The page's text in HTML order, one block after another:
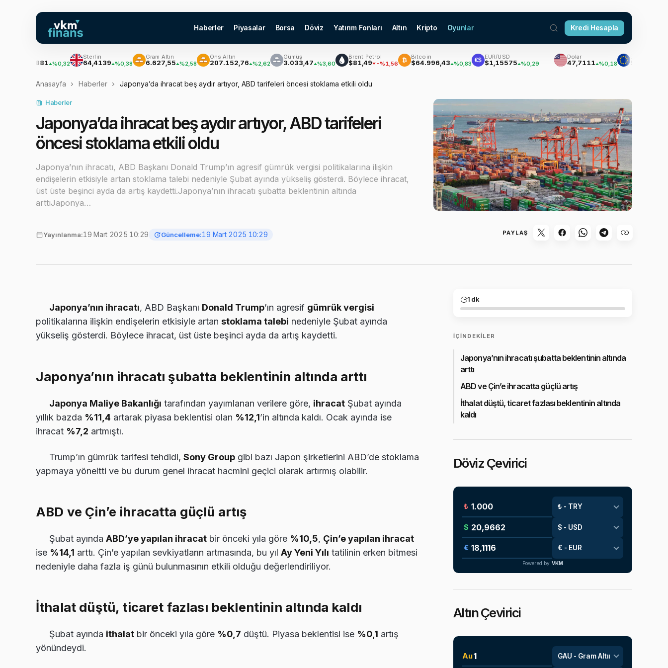
Haberler Piyasalar Borsa Döviz Yatırım Fonları Altın Kripto Oyunlar Kredi Hesapla
%0,32
Sterlin
64,4139 %0,38
Gram Altın
6.627,55 %2,58
Ons Altın
207.152,76 %2,62
Gümüş
3.033,47 %3,60
Brent Petrol
$81,49 -%1,56 ₿
Bitcoin
$64.996,43 %0,83 €$
EUR/USD
$1,15575 %0,29
Dolar
47,7111 %0,18
Euro
55,1881
Anasayfa Haberler Japonya’da ihracat beş aydır artıyor, ABD tarifeleri öncesi stoklama etkili oldu
Haberler
Japonya’da ihracat beş aydır artıyor, ABD tarifeleri
öncesi stoklama etkili oldu
Japonya’nın ihracatı, ABD Başkanı Donald Trump’ın agresif gümrük vergisi politikalarına ilişkin
endişelerin etkisiyle artan stoklama talebi nedeniyle Şubat ayında yükseliş gösterdi. Böylece ihracat,
üst üste beşinci ayda da artış kaydetti.Japonya’nın ihracatı şubatta beklentinin altında
arttıJaponya…
Yayınlanma:19 Mart 2025 10:29 Güncelleme:19 Mart 2025 10:29 PAYLAŞ
Japonya’nın ihracatı, ABD Başkanı Donald Trump’ın agresif gümrük vergisi
politikalarına ilişkin endişelerin etkisiyle artan stoklama talebi nedeniyle Şubat ayında
yükseliş gösterdi. Böylece ihracat, üst üste beşinci ayda da artış kaydetti.
Japonya’nın ihracatı şubatta beklentinin altında arttı
Japonya Maliye Bakanlığı tarafından yayımlanan verilere göre, ihracat Şubat ayında
yıllık bazda %11,4 artarak piyasa beklentisi olan %12,1’in altında kaldı. Ocak ayında ise
ihracat %7,2 artmıştı.
Trump’ın gümrük tarifesi tehdidi, Sony Group gibi bazı Japon şirketlerini ABD’de stoklama
yapmaya yöneltti ve bu durum genel ihracat hacmini geçici olarak artırmış olabilir.
ABD ve Çin’e ihracatta güçlü artış
Şubat ayında ABD’ye yapılan ihracat bir önceki yıla göre %10,5, Çin’e yapılan ihracat
ise %14,1 arttı. Çin’e yapılan sevkiyatların artmasında, bu yıl Ay Yeni Yılı tatilinin erken bitmesi
nedeniyle daha fazla iş günü bulunmasının etkili olduğu değerlendiriliyor.
İthalat düştü, ticaret fazlası beklentinin altında kaldı
Şubat ayında ithalat bir önceki yıla göre %0,7 düştü. Piyasa beklentisi ise %0,1 artış
yönündeydi.
1 dk
İÇINDEKILER
Japonya’nın ihracatı şubatta beklentinin altında
arttı
ABD ve Çin’e ihracatta güçlü artış
İthalat düştü, ticaret fazlası beklentinin altında
kaldı
Döviz Çevirici
₺
$
€
Powered by VKM
Altın Çevirici
Au